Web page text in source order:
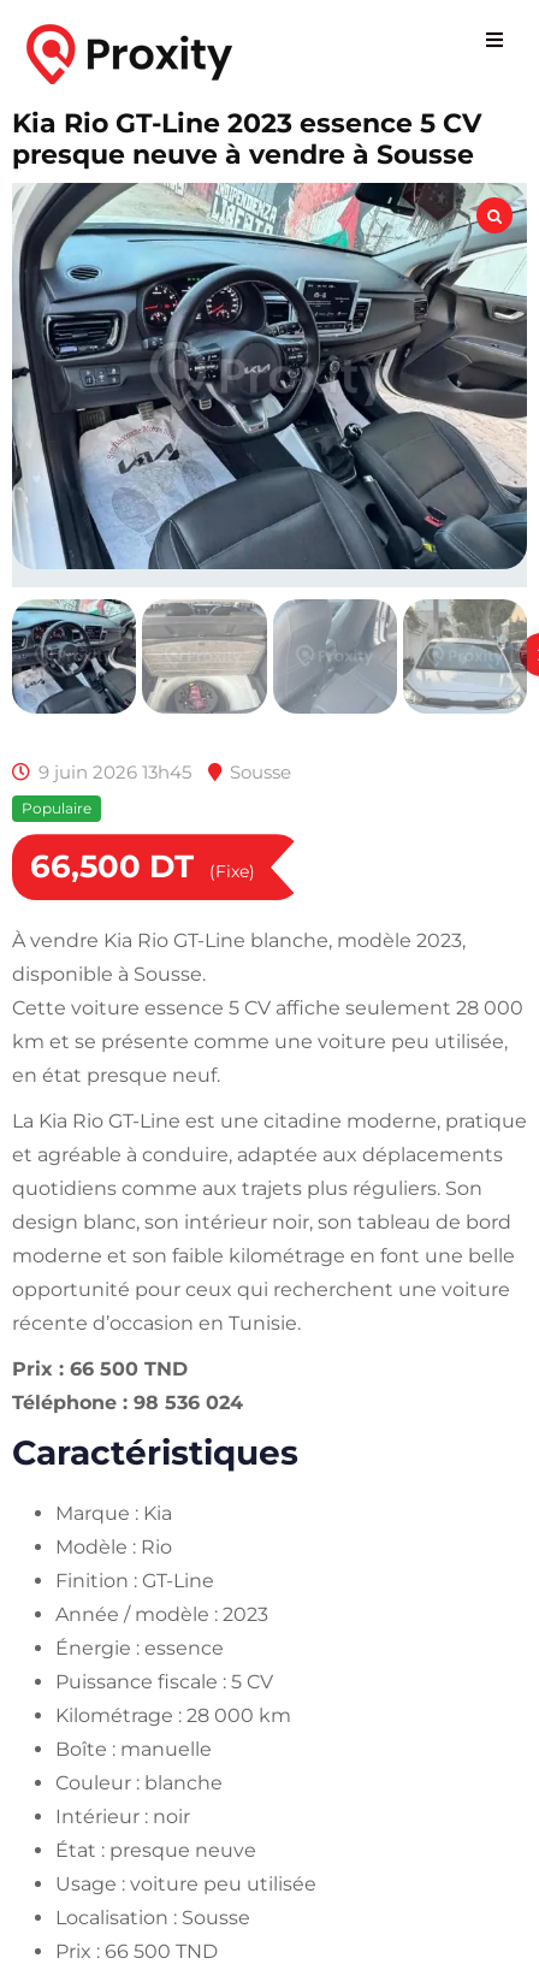
Kia Rio GT-Line 2023 essence 5 CV
presque neuve à vendre à Sousse
9 juin 2026 13h45 Sousse
Populaire
66,500 DT (Fixe)
À vendre Kia Rio GT-Line blanche, modèle 2023,
disponible à Sousse.
Cette voiture essence 5 CV affiche seulement 28 000
km et se présente comme une voiture peu utilisée,
en état presque neuf.
La Kia Rio GT-Line est une citadine moderne, pratique
et agréable à conduire, adaptée aux déplacements
quotidiens comme aux trajets plus réguliers. Son
design blanc, son intérieur noir, son tableau de bord
moderne et son faible kilométrage en font une belle
opportunité pour ceux qui recherchent une voiture
récente d’occasion en Tunisie.
Prix : 66 500 TND
Téléphone : 98 536 024
Caractéristiques
Marque : Kia
Modèle : Rio
Finition : GT-Line
Année / modèle : 2023
Énergie : essence
Puissance fiscale : 5 CV
Kilométrage : 28 000 km
Boîte : manuelle
Couleur : blanche
Intérieur : noir
État : presque neuve
Usage : voiture peu utilisée
Localisation : Sousse
Prix : 66 500 TND